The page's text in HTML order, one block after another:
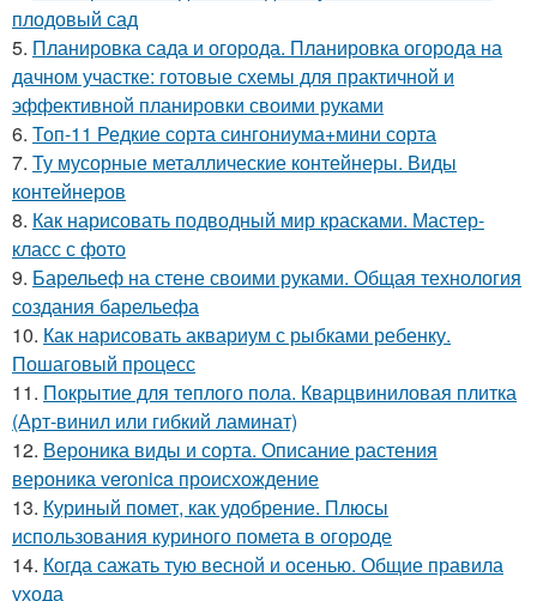
плодовый сад
5. Планировка сада и огорода. Планировка огорода на
дачном участке: готовые схемы для практичной и
эффективной планировки своими руками
6. Топ-11 Редкие сорта сингониума+мини сорта
7. Ту мусорные металлические контейнеры. Виды
контейнеров
8. Как нарисовать подводный мир красками. Мастер-
класс с фото
9. Барельеф на стене своими руками. Общая технология
создания барельефа
10. Как нарисовать аквариум с рыбками ребенку.
Пошаговый процесс
11. Покрытие для теплого пола. Кварцвиниловая плитка
(Арт-винил или гибкий ламинат)
12. Вероника виды и сорта. Описание растения
вероника veronica происхождение
13. Куриный помет, как удобрение. Плюсы
использования куриного помета в огороде
14. Когда сажать тую весной и осенью. Общие правила
ухода